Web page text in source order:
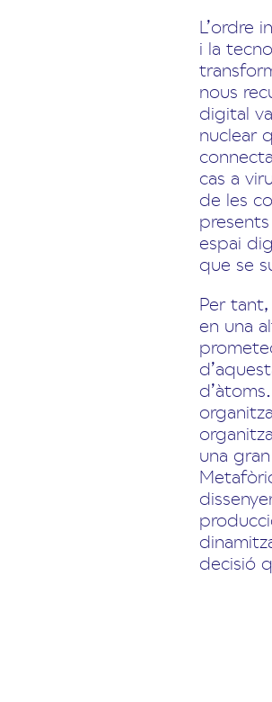
L’ordre
i la
nous
digital
nuclear
cas a
de les
espai
que se
Per
en una
una
decisió